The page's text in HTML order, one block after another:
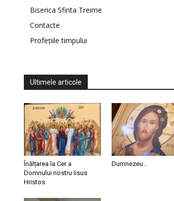
Biserica Sfinta Treime
Contacte
Profețiile timpului
Ultimele articole
Înălțarea la Cer a
Domnului nostru Iisus
Hristos
Dumnezeu…